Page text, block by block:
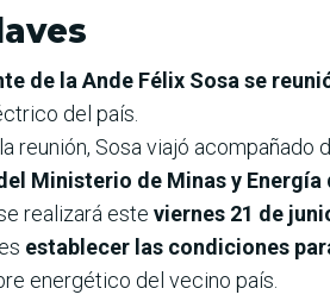
de la Ande Félix Sosa se
del país.
reunión, Sosa viajó acompañado
Ministerio de Minas y Energía
realizará este viernes 21 de
establecer las condiciones
energético del vecino país.